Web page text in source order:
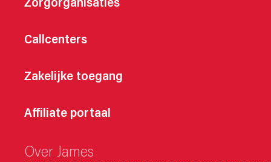
Zorgorganisaties
Callcenters
Zakelijke toegang
Affiliate portaal
Over James